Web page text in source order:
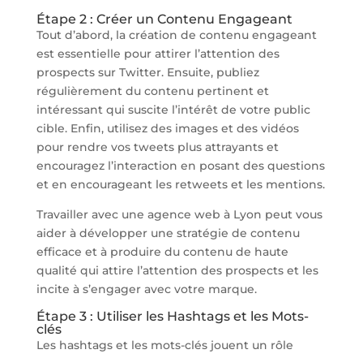
Étape 2 : Créer un Contenu Engageant
Tout d’abord, la création de contenu engageant
est essentielle pour attirer l’attention des
prospects sur Twitter. Ensuite, publiez
régulièrement du contenu pertinent et
intéressant qui suscite l’intérêt de votre public
cible. Enfin, utilisez des images et des vidéos
pour rendre vos tweets plus attrayants et
encouragez l’interaction en posant des questions
et en encourageant les retweets et les mentions.
Travailler avec une agence web à Lyon peut vous
aider à développer une stratégie de contenu
efficace et à produire du contenu de haute
qualité qui attire l’attention des prospects et les
incite à s’engager avec votre marque.
Étape 3 : Utiliser les Hashtags et les Mots-
clés
Les hashtags et les mots-clés jouent un rôle